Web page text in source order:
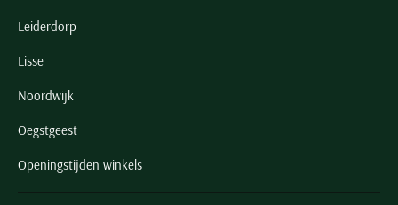
Leiderdorp
Lisse
Noordwijk
Oegstgeest
Openingstijden winkels